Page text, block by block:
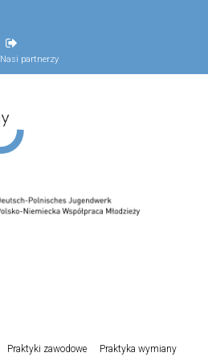
Nasi partnerzy
Praktyki zawodowe Praktyka wymiany